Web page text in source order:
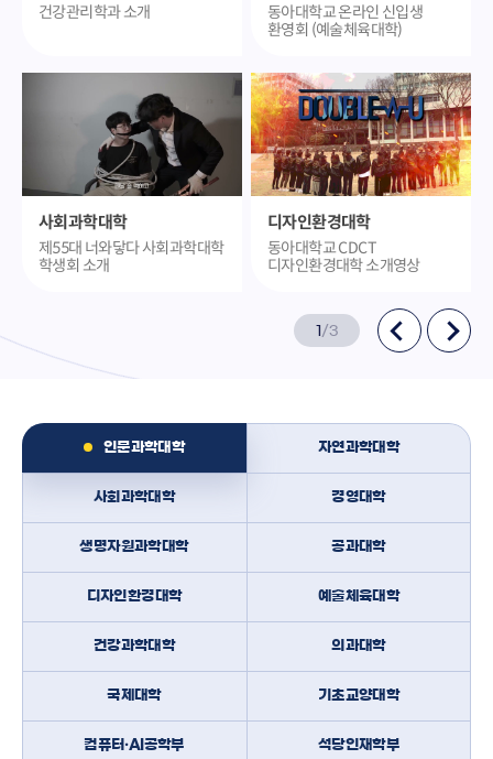
건강관리학과 소개
동아대학교 온라인 신입생
환영회 (예술체육대학)
사회과학대학
제55대 너와닿다 사회과학대학
학생회 소개
디자인환경대학
동아대학교 CDCT
디자인환경대학 소개영상
1 /3
인문과학대학 자연과학대학
사회과학대학 경영대학
생명자원과학대학 공과대학
디자인환경대학 예술체육대학
건강과학대학 의과대학
국제대학 기초교양대학
컴퓨터·AI공학부 석당인재학부